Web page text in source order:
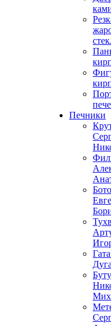
Печники